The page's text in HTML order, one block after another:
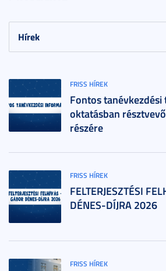
Sajátos képzési igényű hallgatók
Hallgatói pályázatok, ösztöndíjak
Nemzeti Tudósképző Akadémia
Külső pályázatokFRISS HÍREK
Fontos
oktatásban
részére
FRISS HÍREK
FELTERJESZTÉSI
DÉNES-DÍJRA 2026
FRISS HÍREK